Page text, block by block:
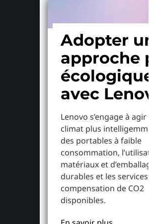
Adopter
approche
écologique
avec
Lenovo s’engage à agir
climat plus
des portables à faible
consommation,
matériaux et
durables et les services
compensation de CO2
disponibles.